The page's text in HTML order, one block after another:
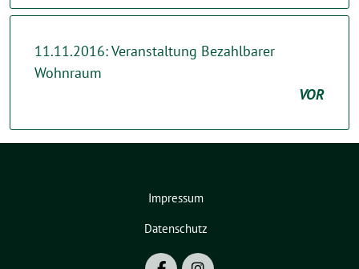
11.11.2016: Veranstaltung Bezahlbarer
Wohnraum
VOR
Impressum
Datenschutz